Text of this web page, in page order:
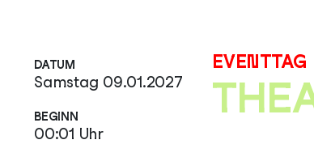
DATUM
Samstag 09.01.2027
BEGINN
00:01 Uhr
EVENTTAG